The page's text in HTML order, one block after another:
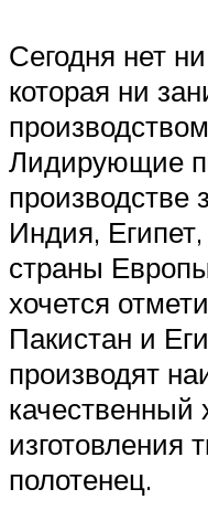
Сегодня нет
которая ни
Лидирующие
производстве
Индия,
страны
хочется
Пакистан и
производят
качественный
изготовления
полотенец.